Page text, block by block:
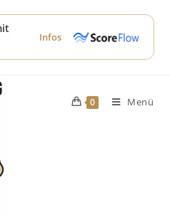
Infos
0 Menü